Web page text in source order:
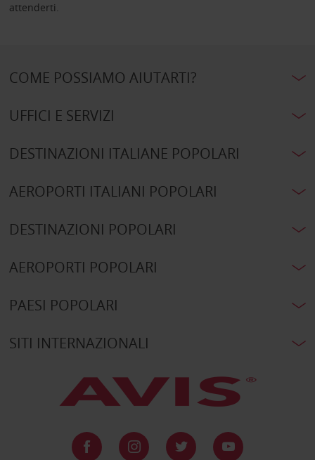
attenderti.
COME POSSIAMO AIUTARTI?
UFFICI E SERVIZI
DESTINAZIONI ITALIANE POPOLARI
AEROPORTI ITALIANI POPOLARI
DESTINAZIONI POPOLARI
AEROPORTI POPOLARI
PAESI POPOLARI
SITI INTERNAZIONALI